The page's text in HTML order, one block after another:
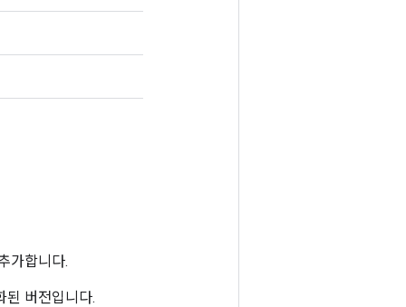
가합니다.
버전입니다.